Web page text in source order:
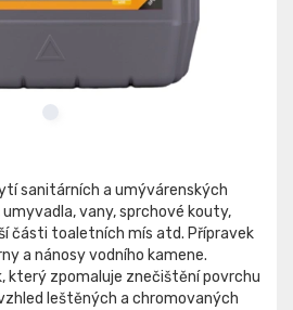
sanitárních a umývárenských
umyvadla, vany, sprchové kouty,
části toaletních mís atd. Přípravek
a nánosy vodního kamene.
který zpomaluje znečištění povrchu
leštěných a chromovaných